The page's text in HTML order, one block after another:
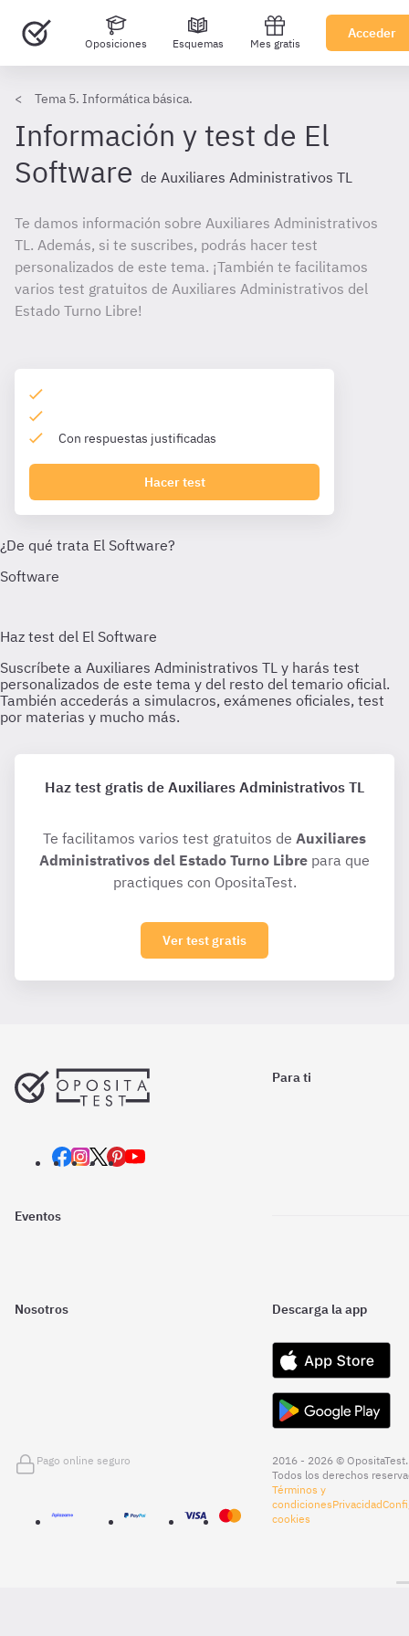
Oposiciones Esquemas Mes gratis
Acceder
Tema 5. Informática básica.
Información y test de El
Software de Auxiliares Administrativos TL
Te damos información sobre Auxiliares Administrativos
TL. Además, si te suscribes, podrás hacer test
personalizados de este tema. ¡También te facilitamos
varios test gratuitos de Auxiliares Administrativos del
Estado Turno Libre!
Con respuestas justificadas
Hacer test
Haz test gratis de Auxiliares Administrativos TL
Te facilitamos varios test gratuitos de Auxiliares
Administrativos del Estado Turno Libre para que
practiques con OpositaTest.
Ver test gratis
Para ti
Eventos
Nosotros Descarga la app
Pago online seguro
2016 - 2026 © OpositaTest.
Todos los derechos
Términos y
condicionesPrivacidad
cookies